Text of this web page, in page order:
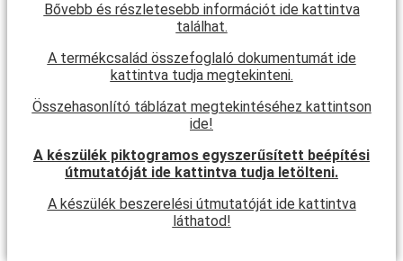
Bővebb és részletesebb információt ide kattintva
találhat.
A termékcsalád összefoglaló dokumentumát ide
kattintva tudja megtekinteni.
Összehasonlító táblázat megtekintéséhez kattintson
ide!
A készülék piktogramos egyszerűsített beépítési
útmutatóját ide kattintva tudja letölteni.
A készülék beszerelési útmutatóját ide kattintva
láthatod!